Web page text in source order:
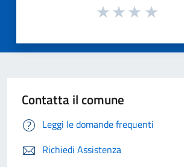
Contatta il comune
Leggi le domande frequenti
Richiedi Assistenza